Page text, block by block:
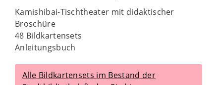
Kamishibai-Tischtheater mit didaktischer
Broschüre
48 Bildkartensets
Anleitungsbuch
Alle Bildkartensets im Bestand der